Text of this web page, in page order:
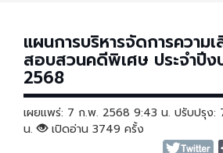
แผนการบริหารจัดการความ
สอบสวนคดีพิเศษ ประจำปี
2568
เผยแพร่: 7 ก.พ. 2568 9:43 น. ปรับปรุง:
น.
เปิดอ่าน 3749 ครั้ง